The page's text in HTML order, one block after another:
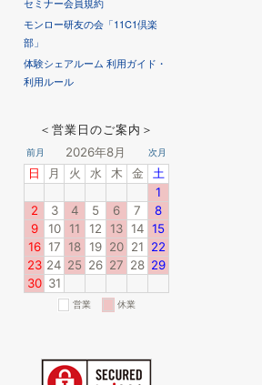
モンロー研友の会「11C1倶楽
部」
体験シェアルーム 利用ガイド・
利用ルール
＜営業日のご案内＞